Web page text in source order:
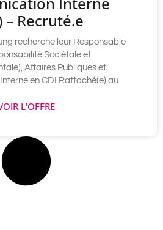
– Recruté.e
recherche leur Responsable
Sociétale et
Affaires Publiques et
en CDI Rattaché(e) au
L'OFFRE